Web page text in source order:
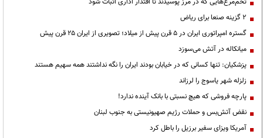
۲ گزینه صنعا برای ریاض
گستره امپراتوری ایران در ۵ قرن پیش از میلاد؛ تصویری از ایران ۲۵ قرن پیش
میانکاله در آتش می‌سوزد
پزشکیان: تنها کسانی که در خیابان بودند ایران را نگه نداشتند همه سهیم هستند
زلزله شهر یاسوج را لرزاند
پارچه فروشی که هیچ نسبتی با بانک آینده ندارد!
نقض آتش‌بس و حملات رژیم صهیونیستی به جنوب لبنان
آمریکا ویزای سفیر برزیل را باطل کرد